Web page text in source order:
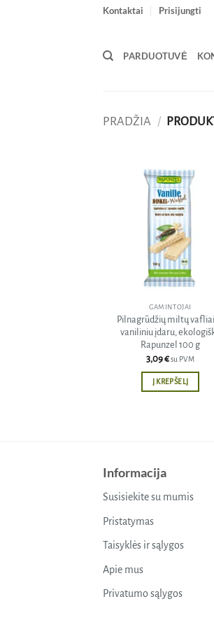
Kontaktai Prisijungti
PARDUOTUVĖ
PRADŽIA /
GAMINTOJAI
Pilnagrūdžių miltų
vaniliniu įdaru,
Rapunzel 100 g
3,09€su PVM
Į KREPŠELĮ
Informacija
Susisiekite su mumis
Pristatymas
Taisyklės ir sąlygos
Apie mus
Privatumo sąlygos